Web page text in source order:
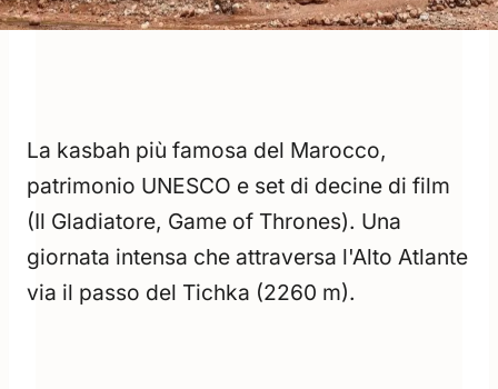
La kasbah più famosa del Marocco,
patrimonio UNESCO e set di decine di film
(Il Gladiatore, Game of Thrones). Una
giornata intensa che attraversa l'Alto Atlante
via il passo del Tichka (2260 m).